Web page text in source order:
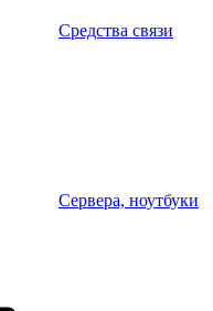
Средства связи
Сервера, ноутбуки